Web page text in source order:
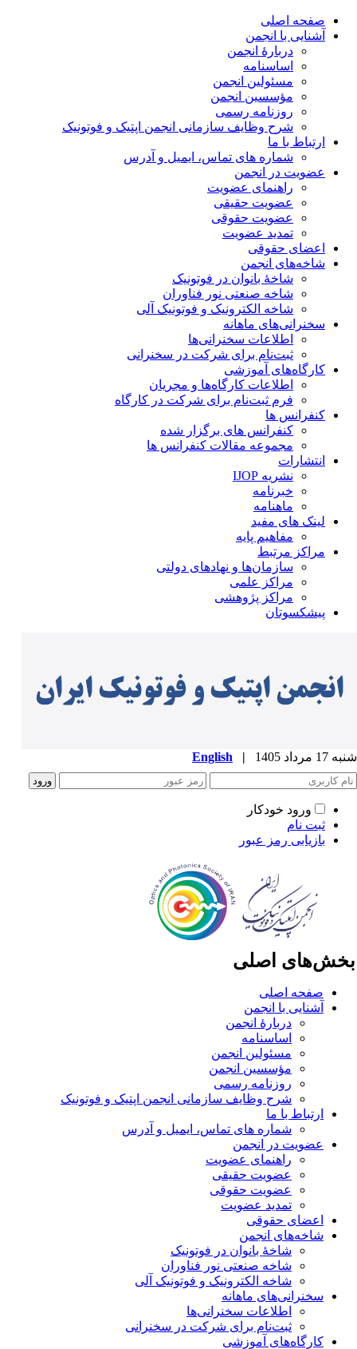
صفحه اصلی
آشنایی با انجمن
دربارۀ انجمن
اساسنامه
مسئولین انجمن
مؤسسین انجمن
روزنامه رسمی
شرح وظایف سازمانی انجمن اپتیک و فوتونیک
ارتباط با ما
شماره های تماس، ایمیل و آدرس
عضویت در انجمن
راهنمای عضویت
عضویت حقیقی
عضویت حقوقی
تمدید عضویت
اعضای حقوقی
شاخه‌های انجمن
شاخۀ بانوان در فوتونیک
شاخه صنعتی نور فناوران
شاخه‌ الکترونیک و فوتونیک آلی
سخنرانی‌های ماهانه
اطلاعات سخنرانی‌‌ها
ثبت‌نام برای شرکت در سخنرانی
کارگاه‌های آموزشی
اطلاعات کارگاه‌ها و مجریان
فرم ثبت‌نام برای شرکت در کارگاه
کنفرانس ها
کنفرانس های برگزار شده
مجموعه مقالات کنفرانس ها
انتشارات
نشریه IJOP
خبرنامه
ماهنامه
لینک های مفید
مفاهیم پایه
مراکز مرتبط
سازمان‌ها و نهادهای دولتی
مراکز علمی
مراکز پژوهشی
پیشکسوتان
مرداد 1405 |
English
ورود خودکار
ثبت نام
بازیابی رمز عبور
اصلی
صفحه اصلی
آشنایی با انجمن
دربارۀ انجمن
اساسنامه
مسئولین انجمن
مؤسسین انجمن
روزنامه رسمی
شرح وظایف سازمانی انجمن اپتیک و فوتونیک
ارتباط با ما
شماره های تماس، ایمیل و آدرس
عضویت در انجمن
راهنمای عضویت
عضویت حقیقی
عضویت حقوقی
تمدید عضویت
اعضای حقوقی
شاخه‌های انجمن
شاخۀ بانوان در فوتونیک
شاخه صنعتی نور فناوران
شاخه‌ الکترونیک و فوتونیک آلی
سخنرانی‌های ماهانه
اطلاعات سخنرانی‌‌ها
ثبت‌نام برای شرکت در سخنرانی
کارگاه‌های آموزشی